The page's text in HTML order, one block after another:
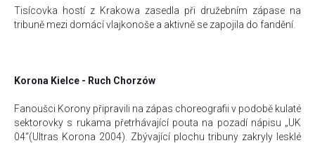
Tisícovka hostí z Krakowa zasedla při družebním zápase na
tribuně mezi domácí vlajkonoše a aktivně se zapojila do fandění.
Korona Kielce - Ruch Chorzów
Fanoušci Korony připravili na zápas choreografii v podobě kulaté
sektorovky s rukama přetrhávající pouta na pozadí nápisu „UK
04“(Ultras Korona 2004). Zbývající plochu tribuny zakryly lesklé